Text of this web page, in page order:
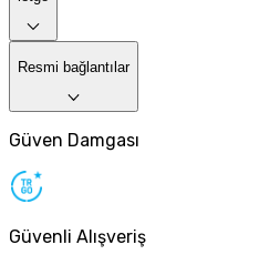
Resmi bağlantılar
Güven Damgası
Güvenli Alışveriş